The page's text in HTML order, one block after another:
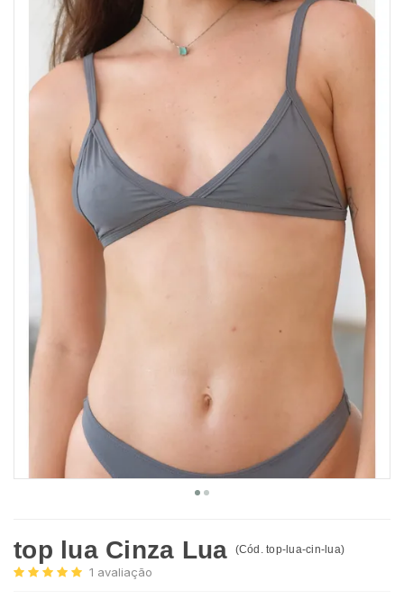
top lua Cinza Lua (Cód. top-lua-cin-lua)
1 avaliação